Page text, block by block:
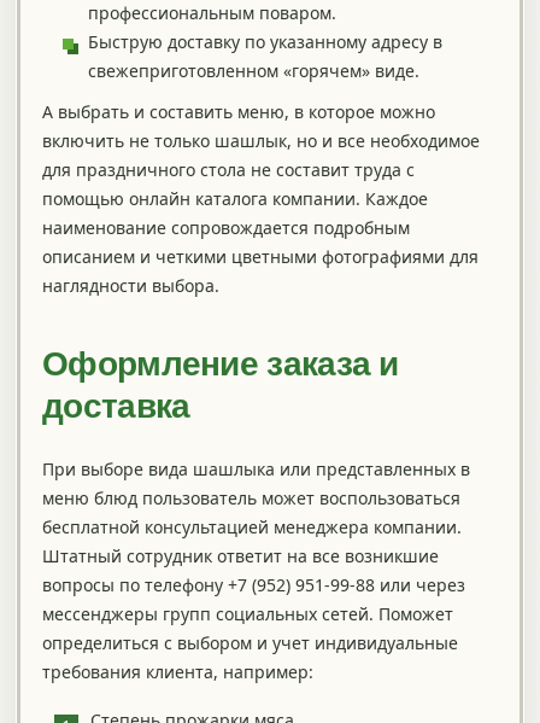
профессиональным поваром.
Быструю доставку по указанному адресу в
свежеприготовленном «горячем» виде.
А выбрать и составить меню, в которое можно
включить не только шашлык, но и все необходимое
для праздничного стола не составит труда с
помощью онлайн каталога компании. Каждое
наименование сопровождается подробным
описанием и четкими цветными фотографиями для
наглядности выбора.
Оформление заказа и
доставка
При выборе вида шашлыка или представленных в
меню блюд пользователь может воспользоваться
бесплатной консультацией менеджера компании.
Штатный сотрудник ответит на все возникшие
вопросы по телефону +7 (952) 951-99-88 или через
мессенджеры групп социальных сетей. Поможет
определиться с выбором и учет индивидуальные
требования клиента, например: